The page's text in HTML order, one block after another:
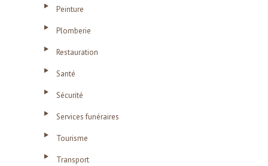
Peinture
Plomberie
Restauration
Santé
Sécurité
Services funéraires
Tourisme
Transport